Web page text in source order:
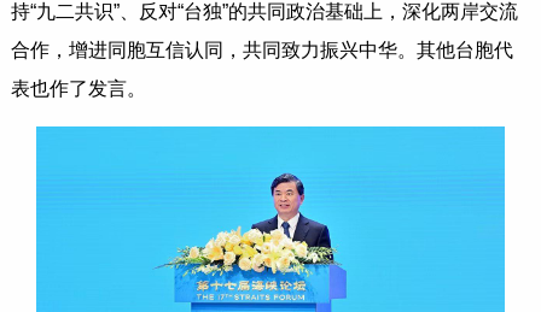
持“九二共识”、反对“台独”的共同政治基础上，深化两岸交流
合作，增进同胞互信认同，共同致力振兴中华。其他台胞代
表也作了发言。